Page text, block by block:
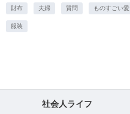
財布 夫婦 質問 ものすごい愛
服装
社会人ライフ